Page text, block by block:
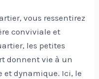
vous ressentirez
conviviale et
les petites
donnent vie à un
dynamique. Ici, le